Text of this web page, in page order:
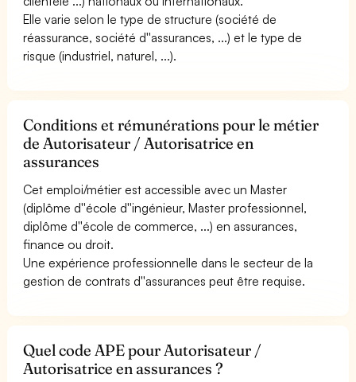
Elle varie selon le type de structure (société de
réassurance, société d''assurances, ...) et le type de
risque (industriel, naturel, ...).
Conditions et rémunérations pour le métier
de Autorisateur / Autorisatrice en
assurances
Cet emploi/métier est accessible avec un Master
(diplôme d''école d''ingénieur, Master professionnel,
diplôme d''école de commerce, ...) en assurances,
finance ou droit.
Une expérience professionnelle dans le secteur de la
gestion de contrats d''assurances peut être requise.
Quel code APE pour Autorisateur /
Autorisatrice en assurances ?